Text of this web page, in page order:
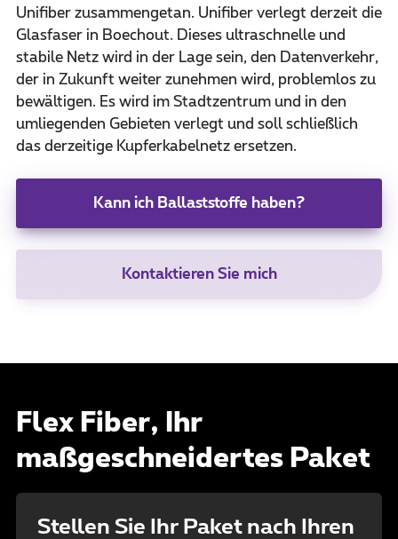
Unifiber zusammengetan. Unifiber verlegt derzeit die
Glasfaser in Boechout. Dieses ultraschnelle und
stabile Netz wird in der Lage sein, den Datenverkehr,
der in Zukunft weiter zunehmen wird, problemlos zu
bewältigen. Es wird im Stadtzentrum und in den
umliegenden Gebieten verlegt und soll schließlich
das derzeitige Kupferkabelnetz ersetzen.
Kann ich Ballaststoffe haben?
Kontaktieren Sie mich
Flex Fiber, Ihr
maßgeschneidertes Paket
Stellen Sie Ihr Paket nach Ihren